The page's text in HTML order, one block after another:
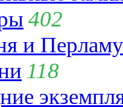
402
и
118